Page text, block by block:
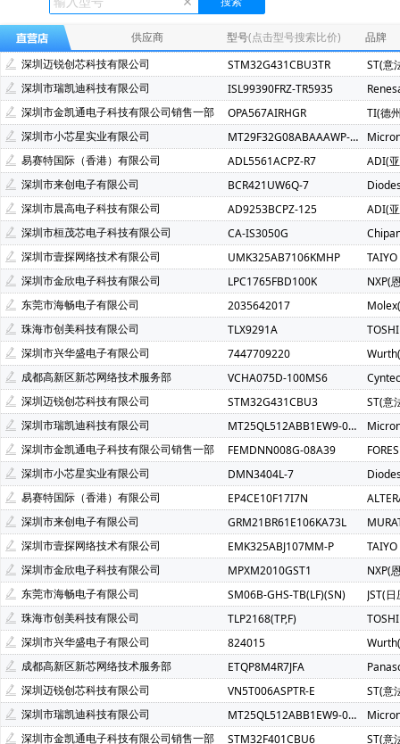
XLSEMI(芯龙)(185)
Renesas(瑞萨)(162)
Mindmotion(灵动微)(72)
JST(日压)(70)
Cyntec(乾坤
Infineon(英飞凌)(49)
Hisilicon(海思)(40)
Cachip(锦锐
SGMICRO(圣邦微)(34)
Cypress(赛普拉斯)(31)
Brightking(台湾君耀)(22)
MotorComm(裕太微)(22)
SILICON LABS(芯科)(20)
RUNIC(润石)(19)
Chiplntelli(
LOWPOWER(微源半导体)(14)
HED(华大电子)(13)
X-
XILINX(赛灵思)(10)
Nuvoton(新唐)(9)
WALTER(华德)(9)
SAMSUNG(三星)(7)
BERYL(绿宝石)(7)
ORIENTAL
YXC(扬兴晶振)(5)
STE(松田)(5)
Geehy(珠海极海)(5)
Wayon(上海维安)(3)
Maxlinear(迈凌)(3)
Qorvo(威讯联
Chinamobile(中移物联网)(3)
BYD(比亚迪)(3)
HDSC(华
fangtek(方泰)(2)
KINETIC(芯凯)(2)
Littelfuse(力特)(2)
TXC(晶技)(2)
e2v technologies(2)
Astrodyne TDI
Joulwatt(杰华特)(2)
SOUTHCHIP(南芯)(2)
CXMT(长鑫
Atmel(爱特梅尔)(1)
Avago(安华高)(1)
BELLING(上海贝
C&K Components(1)
Everest-semi(顺芯)(1)
ESMT(晶
INTEL(英特尔)(1)
IXYS(艾赛斯)(1)
Lattice(莱迪斯)(1)
PULSE ELECTRONICS(1)
Rubycon(红宝石)(1)
U-BLOX(
SOC(赛元微)(1)
Createk Micro(达晶微)(1)
TONTEK(台
Anlogic(安路科技)(1)
HEXIN(禾芯微)(1)
Chipanalog(川
SHOU HAN(首韩)(1)
RYCHiP(蕊源)(1) Unilc(紫光国芯
供应商 型号(点击型号搜索比价)
品牌
深圳迈锐创芯科技有限公司
STM32G431CBU3TR
ST(意
深圳市瑞凯迪科技有限公司
ISL99390FRZ-TR5935
深圳市金凯通电子科技有限公司销售一部
OPA567AIRHGR
TI(德
深圳市小芯星实业有限公司
MT29F32G08ABAAAWP-ITZ:A
易赛特国际（香港）有限公司
ADL5561ACPZ-R7
ADI(
深圳市来创电子有限公司
BCR421UW6Q-7
深圳市晨高电子科技有限公司
AD9253BCPZ-125
ADI(
深圳市桓茂芯电子科技有限公司
CA-IS3050G
深圳市壹探网络技术有限公司
UMK325AB7106KMHP
深圳市金欣电子科技有限公司
LPC1765FBD100K
NXP(
东莞市海畅电子有限公司
2035642017
珠海市创美科技有限公司
TLX9291A
深圳市兴华盛电子有限公司
7447709220
成都高新区新芯网络技术服务部
VCHA075D-100MS6
深圳迈锐创芯科技有限公司
STM32G431CBU3
ST(意
深圳市瑞凯迪科技有限公司
MT25QL512ABB1EW9-0SIT
深圳市金凯通电子科技有限公司销售一部
FEMDNN008G-08A39
深圳市小芯星实业有限公司
DMN3404L-7
易赛特国际（香港）有限公司
EP4CE10F17I7N
深圳市来创电子有限公司
GRM21BR61E106KA73L
深圳市壹探网络技术有限公司
EMK325ABJ107MM-P
深圳市金欣电子科技有限公司
MPXM2010GST1
NXP(
东莞市海畅电子有限公司
SM06B-GHS-TB(LF)(SN)
JST(
珠海市创美科技有限公司
TLP2168(TP,F)
深圳市兴华盛电子有限公司
824015
成都高新区新芯网络技术服务部
ETQP8M4R7JFA
深圳迈锐创芯科技有限公司
VN5T006ASPTR-E
ST(意
深圳市瑞凯迪科技有限公司
MT25QL512ABB1EW9-0SIT
深圳市金凯通电子科技有限公司销售一部
STM32F401CBU6
ST(意